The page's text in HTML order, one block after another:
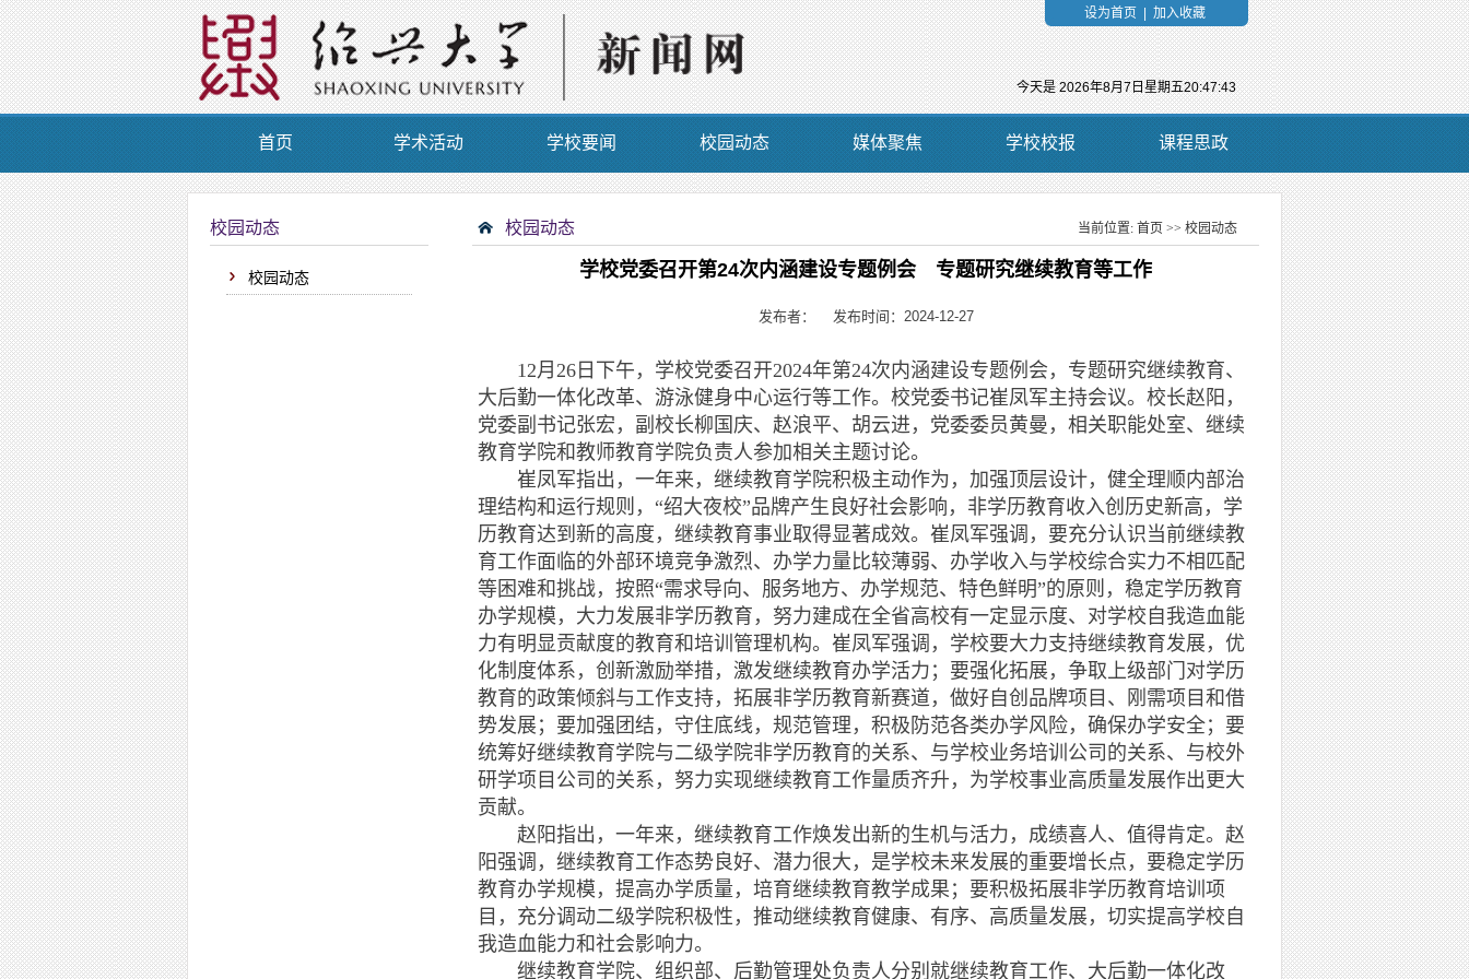
设为首页 加入收藏
今天是2026年8月7日星期五20:47:44
首页 学术活动 学校要闻 校园动态 媒体聚焦 学校校报 课程思政
校园动态
校园动态
校园动态 当前位置: 首页 >> 校园动态
当前位置：
学校党委召开第24次内涵建设专题例会 专题研究继续教育等工作
发布者： 发布时间：2024-12-27
12月26日下午，学校党委召开2024年第24次内涵建设专题例会，专题研究继续教育、
大后勤一体化改革、游泳健身中心运行等工作。校党委书记崔凤军主持会议。校长赵阳，
党委副书记张宏，副校长柳国庆、赵浪平、胡云进，党委委员黄曼，相关职能处室、继续
教育学院和教师教育学院负责人参加相关主题讨论。
崔凤军指出，一年来，继续教育学院积极主动作为，加强顶层设计，健全理顺内部治
理结构和运行规则，“绍大夜校”品牌产生良好社会影响，非学历教育收入创历史新高，学
历教育达到新的高度，继续教育事业取得显著成效。崔凤军强调，要充分认识当前继续教
育工作面临的外部环境竞争激烈、办学力量比较薄弱、办学收入与学校综合实力不相匹配
等困难和挑战，按照“需求导向、服务地方、办学规范、特色鲜明”的原则，稳定学历教育
办学规模，大力发展非学历教育，努力建成在全省高校有一定显示度、对学校自我造血能
力有明显贡献度的教育和培训管理机构。崔凤军强调，学校要大力支持继续教育发展，优
化制度体系，创新激励举措，激发继续教育办学活力；要强化拓展，争取上级部门对学历
教育的政策倾斜与工作支持，拓展非学历教育新赛道，做好自创品牌项目、刚需项目和借
势发展；要加强团结，守住底线，规范管理，积极防范各类办学风险，确保办学安全；要
统筹好继续教育学院与二级学院非学历教育的关系、与学校业务培训公司的关系、与校外
研学项目公司的关系，努力实现继续教育工作量质齐升，为学校事业高质量发展作出更大
贡献。
赵阳指出，一年来，继续教育工作焕发出新的生机与活力，成绩喜人、值得肯定。赵
阳强调，继续教育工作态势良好、潜力很大，是学校未来发展的重要增长点，要稳定学历
教育办学规模，提高办学质量，培育继续教育教学成果；要积极拓展非学历教育培训项
目，充分调动二级学院积极性，推动继续教育健康、有序、高质量发展，切实提高学校自
我造血能力和社会影响力。
继续教育学院、组织部、后勤管理处负责人分别就继续教育工作、大后勤一体化改